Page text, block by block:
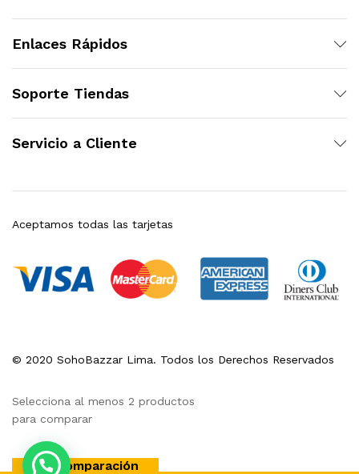
Enlaces Rápidos
Soporte Tiendas
Servicio a Cliente
© 2020 SohoBazzar Lima. Todos los Derechos Reservados
Aceptamos todas las tarjetas
Selecciona al menos 2 productos
para comparar
Ver comparación